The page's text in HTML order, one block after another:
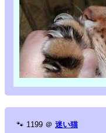
🐾 1199 ＠ 迷い猫